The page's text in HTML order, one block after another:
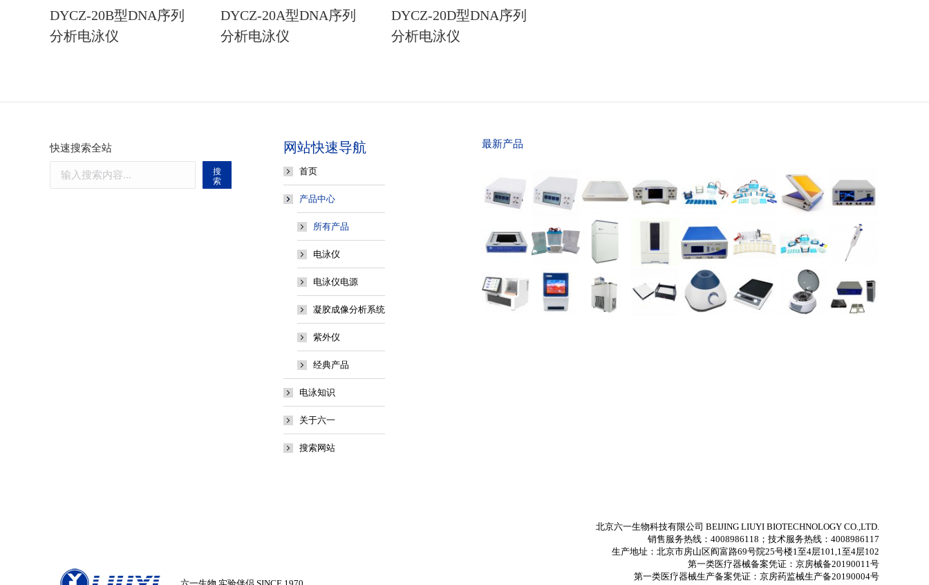
DYCZ-20B型DNA序列
分析电泳仪
DYCZ-20A型DNA序列
分析电泳仪
DYCZ-20D型DNA序列
分析电泳仪
快速搜索全站
搜
索
网站快速导航
首页
产品中心
所有产品
电泳仪
电泳仪电源
凝胶成像分析系统
紫外仪
经典产品
电泳知识
关于六一
搜索网站
最新产品
六一生物 实验伴侣 SINCE 1970
北京六一生物科技有限公司 BEIJING LIUYI BIOTECHNOLOGY CO.,LTD.
销售服务热线：4008986118；技术服务热线：4008986117
生产地址：北京市房山区阎富路69号院25号楼1至4层101,1至4层102
第一类医疗器械备案凭证：京房械备20190011号
第一类医疗器械生产备案凭证：京房药监械生产备20190004号